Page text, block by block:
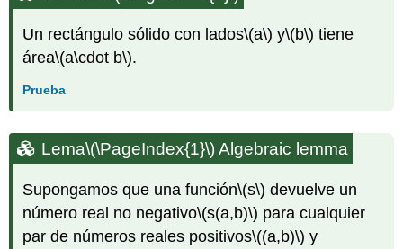
Un rectángulo sólido con lados\(a\) y\(b\) tiene
área\(a\cdot b\).
Prueba
Lema\(\PageIndex{1}\)Algebraic lemma
Supongamos que una función\(s\) devuelve un
número real no negativo\(s(a,b)\) para cualquier
par de números reales positivos\((a,b)\) y